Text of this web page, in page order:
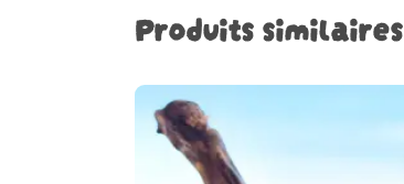
Produits similaires